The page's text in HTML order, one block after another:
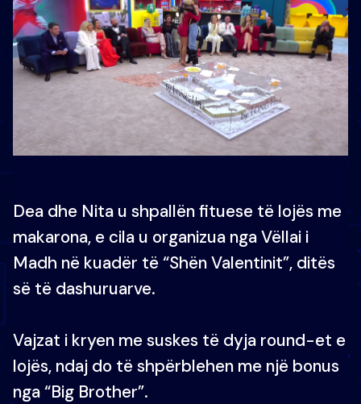
Dea dhe Nita u shpallën fituese të lojës me
makarona, e cila u organizua nga Vëllai i
Madh në kuadër të “Shën Valentinit”, ditës
së të dashuruarve.
Vajzat i kryen me suskes të dyja round-et e
lojës, ndaj do të shpërblehen me një bonus
nga “Big Brother”.